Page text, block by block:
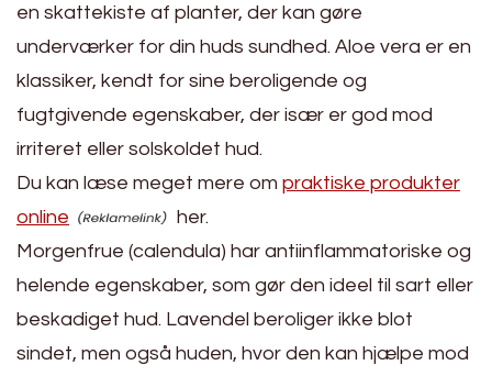
en skattekiste af planter, der kan gøre
underværker for din huds sundhed. Aloe vera er en
klassiker, kendt for sine beroligende og
fugtgivende egenskaber, der især er god mod
irriteret eller solskoldet hud.
Du kan læse meget mere om praktiske produkter
online
her.
Morgenfrue (calendula) har antiinflammatoriske og
helende egenskaber, som gør den ideel til sart eller
beskadiget hud. Lavendel beroliger ikke blot
sindet, men også huden, hvor den kan hjælpe mod